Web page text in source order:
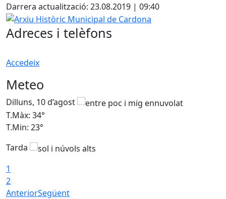
Darrera actualització: 23.08.2019 | 09:40
Arxiu Històric Municipal de Cardona
Adreces i telèfons
Accedeix
Meteo
Dilluns, 10 d’agost
T.Màx: 34°
T.Min: 23°
Tarda
1
2
AnteriorSegüent